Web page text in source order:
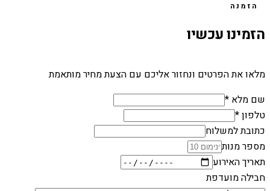
הזמנה
הזמינו עכשיו
מלאו את הפרטים ונחזור אליכם עם הצעת מחיר מותאמת
שם מלא *
טלפון *
כתובת למשלוח
מספר מנות
תאריך האירוע
חבילה מועדפת